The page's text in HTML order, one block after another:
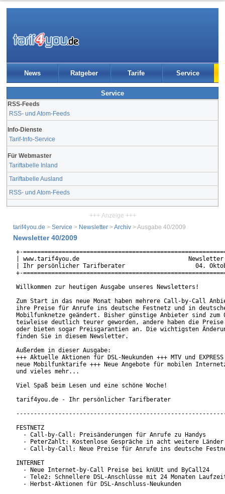
News Ratgeber Tarife Service
Service
RSS-Feeds
RSS- und Atom-Feeds
Info-Dienste
Tarif-Info-Service
Für Webmaster
Tariftabelle Inland
Tariftabelle Ausland
RSS- und Atom-Feeds
+++ Anzeige +++
tarif4you.de > Service > Newsletter >Archiv > Ausgabe 40/2009
Newsletter 40/2009
+-
| www.tarif4you.de                               Newsletter
| Ihr persönlicher Tarifberater                    04.
+-
Willkommen zur heutigen Ausgabe unseres Newsletters!
Zum Start in das neue Monat haben mehrere Call-by-Call
ihre Preise für Anrufe ins deutsche Festnetz und in
Mobilfunknetze geändert. Bisher günstige Anbieter sind zum
teiwleise deutlich teurer geworden, andere haben die Preise
oder bieten sogar Preisgarantien an. Die wichtigsten
finden Sie in diesem Newsletter.
Außerdem in dieser Ausgabe:
+++ Aktuelle Aktionen für DSL-Neukunden +++ MTV und
neue Mobilfunktarife +++ Neue Angebote für mobilen
und vieles mehr...
Viel Spaß beim Lesen und eine schöne Woche!
tarif4you.de - Ihr persönlicher Tarifberater
FESTNETZ
  - Call-by-Call: Preisänderungen für Anrufe zu Handys
  - PeterZahlt: Kostenlose Gespräche in acht weitere Länder
- Call-by-Call: Neue Preise für Anrufe ins deutsche
INTERNET
  - Neue Internet-by-Call Preise bei knUUt und ByCall24
- Tele2: Schnellere DSL-Anschlüsse mit 24 Monaten
  - Herbst-Aktionen für DSL-Anschluss-Neukunden